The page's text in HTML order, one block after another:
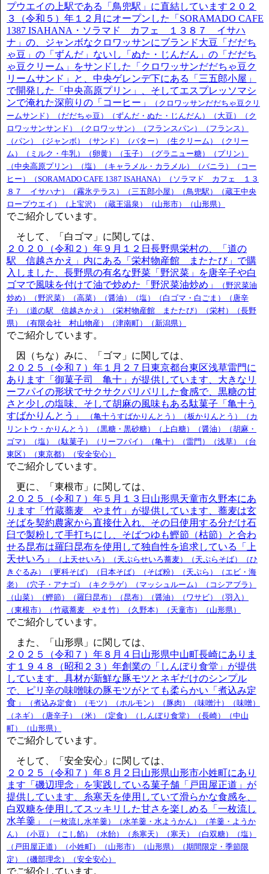
プウエイの上駅である「鳥兜駅」に直結しています２０２
３（令和５）年１２月にオープンした「SORAMADO CAFE
1387 ISAHANA・ソラマド カフェ １３８７ イサハ
ナ」の、ジャンボなクロワッサンにブランド大豆「だだち
ゃ豆」の「ずんだ」ないし「ぬた・じんだん」の「だだち
ゃ豆クリーム」をサンドした「クロワッサンだだちゃ豆ク
リームサンド」と、中央ゲレンデ下にある「三五郎小屋」
で開発した「中央高原プリン」、そしてエスプレッソマシ
ンで淹れた深煎りの「コーヒー」
（クロワッサンだだちゃ豆クリ
ームサンド）（だだちゃ豆）（ずんだ・ぬた・じんだん）（大豆）（ク
ロワッサンサンド）（クロワッサン）（フランスパン）（フランス）
（パン）（ジャンボ）（サンド）（バター）（生クリーム）（クリー
ム）（ミルク・牛乳）（卵黄）（玉子）（グラニュー糖）（プリン）
（中央高原プリン）（塩）（キャラメル・カラメル）（バニラ）（コー
ヒー）（SORAMADO CAFE 1387 ISAHANA）（ソラマド カフェ １３
８７ イサハナ）（霧氷テラス）（三五郎小屋）（鳥兜駅）（蔵王中央
ロープウエイ）（上宝沢）（蔵王温泉）（山形市）（山形県）
でご紹介しています。
そして、「白ゴマ」に関しては、
２０２０（令和２）年９月１２日長野県栄村の、「道の
駅 信越さかえ」内にある「栄村物産館 またたび」で購
入しました、長野県の有名な野菜「野沢菜」を唐辛子や白
ゴマで風味を付けて油で炒めた「野沢菜油炒め」
（野沢菜油
炒め）（野沢菜）（高菜）（醤油）（塩）（白ゴマ・白ごま）（唐辛
子）（道の駅 信越さかえ）（栄村物産館 またたび）（栄村）（長野
県）（有限会社 村山物産）（津南町）（新潟県）
でご紹介しています。
因（ちな）みに、「ゴマ」に関しては、
２０２５（令和７）年１月２７日東京都台東区浅草雷門に
あります「御菓子司 亀十」が提供しています、大きなリ
ーフパイの形状でサクサクパリパリした食感で、黒糖の甘
さと少しの塩味、そして胡麻の風味もある駄菓子「亀十う
すばかりんとう」
（亀十うすばかりんとう）（板かりんとう）（カ
リントウ・かりんとう）（黒糖・黒砂糖）（上白糖）（醤油）（胡麻・
ゴマ）（塩）（駄菓子）（リーフパイ）（亀十）（雷門）（浅草）（台
東区）（東京都）（安全安心）
でご紹介しています。
更に、「東根市」に関しては、
２０２５（令和７）年５月１３日山形県天童市久野本にあ
ります「竹蔵蕎麦 やま竹」が提供しています、蕎麦は玄
そばを契約農家から直接仕入れ、その日使用する分だけ石
臼で製粉して手打ちにし、そばつゆも鰹節（枯節）と合わ
せる昆布は羅臼昆布を使用して独自性を追求している「上
天せいろ」
（上天せいろ）（天ぷらせいろ蕎麦）（天ぷらそば）（ひ
きぐるみ）（更科そば）（日本そば）（そば粉）（天ぷら）（エビ・海
老）（穴子・アナゴ）（キクラゲ）（マッシュルーム）（コシアブラ）
（山菜）（鰹節）（羅臼昆布）（昆布）（醤油）（ワサビ）（羽入）
（東根市）（竹蔵蕎麦 やま竹）（久野本）（天童市）（山形県）
でご紹介しています。
また、「山形県」に関しては、
２０２５（令和７）年８月４日山形県中山町長崎にありま
す１９４８（昭和２３）年創業の「しんぼり食堂」が提供
しています、具材が新鮮な豚モツとネギだけのシンプル
で、ピリ辛の味噌味の豚モツがとても柔らかい「煮込み定
食」
（煮込み定食）（モツ）（ホルモン）（豚肉）（味噌汁）（味噌）
（ネギ）（唐辛子）（米）（定食）（しんぼり食堂）（長崎）（中山
町）（山形県）
でご紹介しています。
そして、「安全安心」に関しては、
２０２５（令和７）年８月２日山形県山形市小姓町にあり
ます「磯辺理念」を実践している菓子舗「戸田屋正道」が
提供しています、糸寒天を使用していて滑らかな食感を、
白双糖を使用してスッキリした甘さを楽しめる「一枚流し
水羊羹」
（一枚流し水羊羹）（水羊羹・水ようかん）（羊羹・ようか
ん）（小豆）（こし餡）（水飴）（糸寒天）（寒天）（白双糖）（塩）
（戸田屋正道）（小姓町）（山形市）（山形県）（期間限定・季節限
定）（磯部理念）（安全安心）
でご紹介しています。